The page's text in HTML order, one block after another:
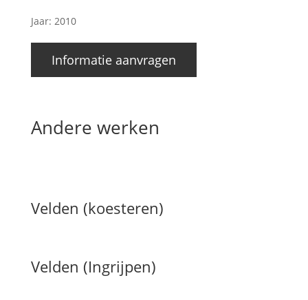
Jaar: 2010
Informatie aanvragen
Andere werken
Velden (koesteren)
Velden (Ingrijpen)